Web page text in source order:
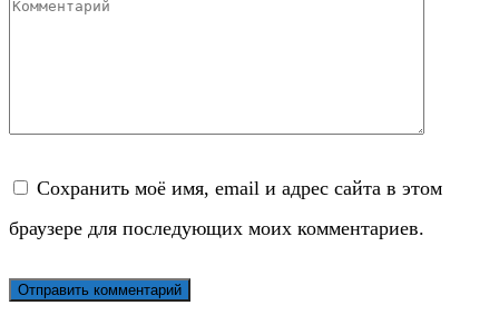
Комментарий
Сохранить моё имя, email и адрес сайта в этом
браузере для последующих моих комментариев.